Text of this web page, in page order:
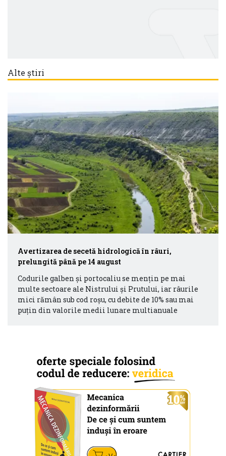
Alte știri
Avertizarea de secetă hidrologică în râuri,
prelungită până pe 14 august
Codurile galben și portocaliu se mențin pe mai
multe sectoare ale Nistrului și Prutului, iar râurile
mici rămân sub cod roșu, cu debite de 10% sau mai
puțin din valorile medii lunare multianuale